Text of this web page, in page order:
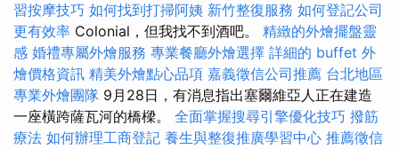
習按摩技巧 如何找到打掃阿姨 新竹整復服務 如何登記公司
更有效率 Colonial，但我找不到酒吧。 精緻的外燴擺盤靈
感 婚禮專屬外燴服務 專業餐廳外燴選擇 詳細的 buffet 外
燴價格資訊 精美外燴點心品項 嘉義徵信公司推薦 台北地區
專業外燴團隊 9月28日，有消息指出塞爾維亞人正在建造
一座橫跨薩瓦河的橋樑。 全面掌握搜尋引擎優化技巧 撥筋
療法 如何辦理工商登記 養生與整復推廣學習中心 推薦徵信